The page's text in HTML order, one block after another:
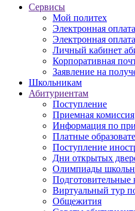
Сервисы
Мой политех
Электронная
Электронная
Личный кабинет
Корпоративная
Заявление на
Школьникам
Абитуриентам
Поступление
Приемная комиссия
Информация по
Платные
Поступление
Дни открытых
Олимпиады
Подготовительные
Виртуальный тур
Общежития